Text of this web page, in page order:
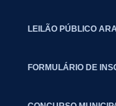
LEILÃO PÚBLICO
FORMULÁRIO DE